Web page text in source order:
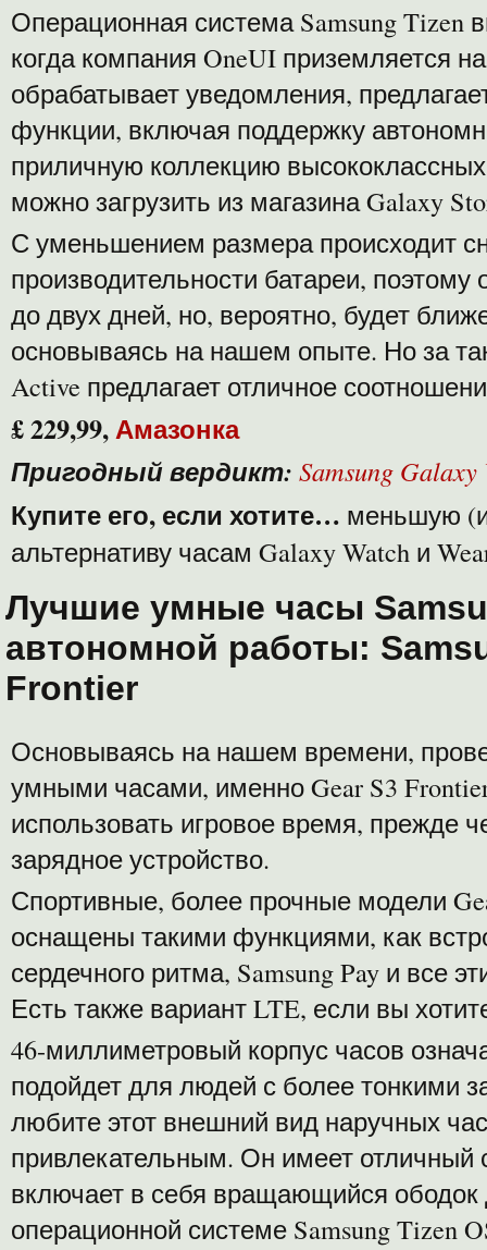
Операционная система Samsung Tizen
когда компания OneUI приземляется
обрабатывает уведомления,
функции, включая поддержку
приличную коллекцию
можно загрузить из магазина Galaxy
С уменьшением размера происходит
производительности батареи, поэтому
до двух дней, но, вероятно, будет
основываясь на нашем опыте. Но за
Active предлагает отличное
£ 229,99,Амазонка
Пригодный вердикт: Samsung
Купите его, если хотите… меньшую
альтернативу часам Galaxy Watch и
Лучшие умные часы
автономной работы:
Frontier
Основываясь на нашем времени,
умными часами, именно Gear S3
использовать игровое время, прежде
зарядное устройство.
Спортивные, более прочные модели
оснащены такими функциями, как
сердечного ритма, Samsung Pay и все
Есть также вариант LTE, если вы
46-миллиметровый корпус часов
подойдет для людей с более тонкими
любите этот внешний вид наручных
привлекательным. Он имеет отличный
включает в себя вращающийся ободок
операционной системе Samsung Tizen